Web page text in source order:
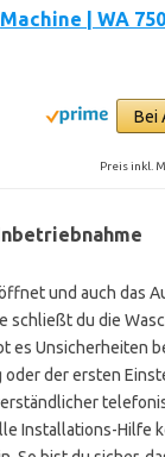
Machine | WA
Bei
Preis inkl.
und auch das
schließt du die
es Unsicherheiten
oder der ersten
Installations-Hilfe